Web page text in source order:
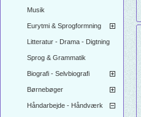
Musik
Eurytmi & Sprogformning
Litteratur - Drama - Digtning
Sprog & Grammatik
Biografi - Selvbiografi
Børnebøger
Håndarbejde - Håndværk